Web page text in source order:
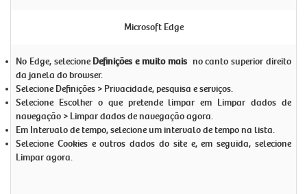
Microsoft Edge
No Edge, selecione Definições e muito maisno canto superior direito
da janela do browser.
Selecione Definições > Privacidade, pesquisa e serviços.
Selecione Escolher o que pretende limpar em Limpardados de
navegação > Limpar dados de navegação agora.
Em Intervalo de tempo, selecione um intervalo de tempo na lista.
Selecione Cookies e outros dados do sitee, em seguida, selecione
Limpar agora.